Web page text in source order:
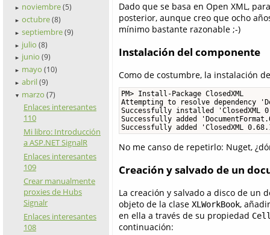
► noviembre (5)
► octubre (8)
► septiembre (9)
► julio (8)
► junio (9)
► mayo (10)
► abril (9)
▼ marzo (7)
Enlaces interesantes
110
Mi libro: Introducción
a ASP.NET SignalR
Enlaces interesantes
109
Crear manualmente
proxies de Hubs
Signalr
Enlaces interesantes
108
Dado que se basa en Open XML,
posterior, aunque creo que ocho
mínimo bastante razonable ;-)
Instalación del componente
Como de costumbre, la instalación
PM> Install-Package ClosedXML
Attempting to resolve dependency
Successfully installed 'ClosedXML
Successfully added
Successfully added 'ClosedXML
No me canso de repetirlo: Nuget,
Creación y salvado de un
La creación y salvado a disco de un
objeto de la clase XLWorkBook,
en ella a través de su propiedad
continuación: